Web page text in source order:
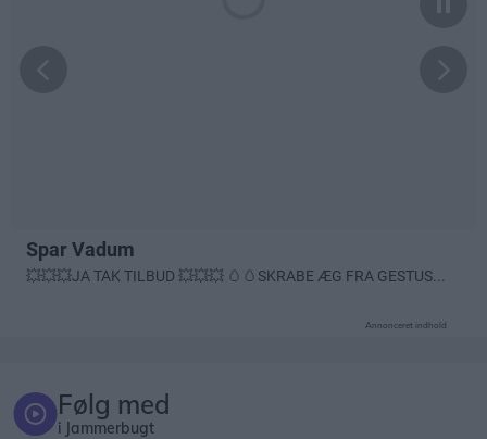
Annonceret indhold
Følg med
i Jammerbugt